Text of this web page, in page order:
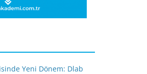
Yeni Dönem: Dlab